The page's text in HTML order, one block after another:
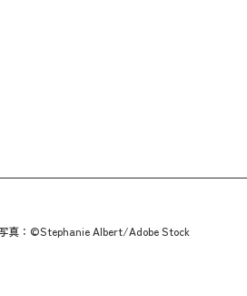
真：©Stephanie Albert/Adobe Stock